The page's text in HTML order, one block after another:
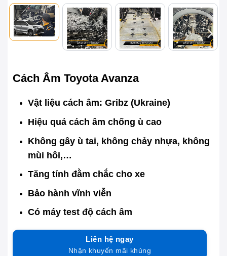
Cách Âm Toyota Avanza
Vật liệu cách âm: Gribz (Ukraine)
Hiệu quả cách âm chống ù cao
Không gây ù tai, không chảy nhựa, không
mùi hôi,…
Tăng tính đằm chắc cho xe
Bảo hành vĩnh viễn
Có máy test độ cách âm
Liên hệ ngay
Nhận khuyến mãi khủng